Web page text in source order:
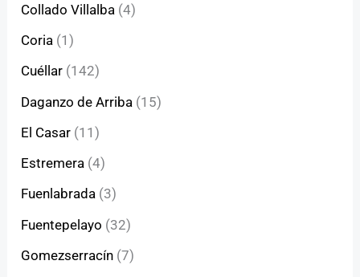
Collado Villalba (4)
Coria (1)
Cuéllar (142)
Daganzo de Arriba (15)
El Casar (11)
Estremera (4)
Fuenlabrada (3)
Fuentepelayo (32)
Gomezserracín (7)